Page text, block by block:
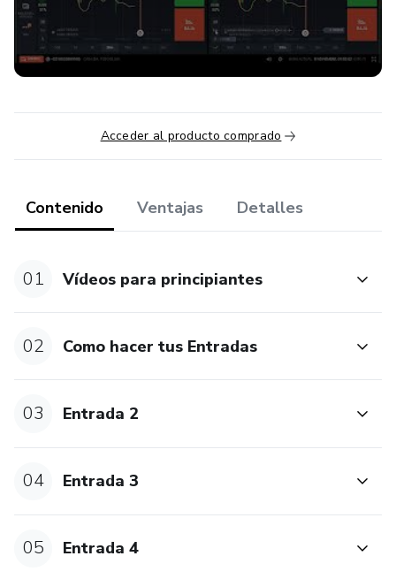
- 🧠 **Carácter Profesional y Disciplinado:** Adquiere la
mentalidad y la disciplina necesarias para triunfar en el
trading.
### 🌟 ¡Transforma tu futuro financiero y alcanza el éxito
que mereces! 💰
⚠️ *"Todas las estrategias e inversiones implican un riesgo
producto debe interpretarse como asesoramiento de
Acceder al producto comprado
Contenido Ventajas Detalles
01 Vídeos para principiantes
02 Como hacer tus Entradas
03 Entrada 2
04 Entrada 3
05 Entrada 4